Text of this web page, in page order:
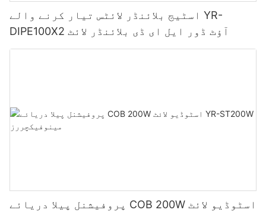
اسٹیج بلائنڈر لائٹس تیار کرنے والے YR-
DIPE100X2 آؤٹ ڈور ایل ای ڈی بلائنڈر لائٹ
پروفیشنل پیلا دریائے COB 200W اسٹوڈیو لائٹ